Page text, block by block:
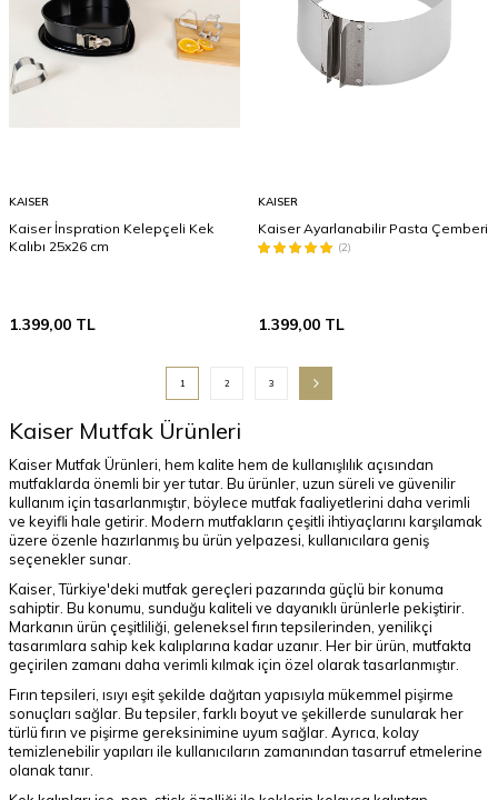
KAISER
Kaiser İnspration Kelepçeli Kek
Kalıbı 25x26 cm
1.399,00 TL
KAISER
Kaiser Ayarlanabilir Pasta Çemberi
(2)
1.399,00 TL
1 2 3
Kaiser Mutfak Ürünleri
Kaiser Mutfak Ürünleri, hem kalite hem de kullanışlılık açısından
mutfaklarda önemli bir yer tutar. Bu ürünler, uzun süreli ve güvenilir
kullanım için tasarlanmıştır, böylece mutfak faaliyetlerini daha verimli
ve keyifli hale getirir. Modern mutfakların çeşitli ihtiyaçlarını karşılamak
üzere özenle hazırlanmış bu ürün yelpazesi, kullanıcılara geniş
seçenekler sunar.
Kaiser, Türkiye'deki mutfak gereçleri pazarında güçlü bir konuma
sahiptir. Bu konumu, sunduğu kaliteli ve dayanıklı ürünlerle pekiştirir.
Markanın ürün çeşitliliği, geleneksel fırın tepsilerinden, yenilikçi
tasarımlara sahip kek kalıplarına kadar uzanır. Her bir ürün, mutfakta
geçirilen zamanı daha verimli kılmak için özel olarak tasarlanmıştır.
Fırın tepsileri, ısıyı eşit şekilde dağıtan yapısıyla mükemmel pişirme
sonuçları sağlar. Bu tepsiler, farklı boyut ve şekillerde sunularak her
türlü fırın ve pişirme gereksinimine uyum sağlar. Ayrıca, kolay
temizlenebilir yapıları ile kullanıcıların zamanından tasarruf etmelerine
olanak tanır.